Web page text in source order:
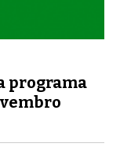
programa